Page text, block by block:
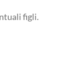
figli.